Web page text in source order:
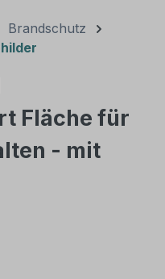
Brandschutz
Fläche für
- mit